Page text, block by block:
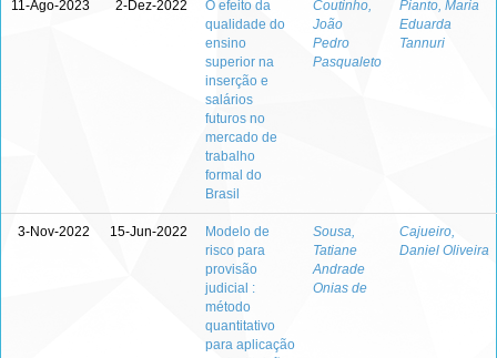
11-Ago-2023 2-Dez-2022
O efeito da
qualidade do
ensino
superior na
inserção e
salários
futuros no
mercado de
trabalho
formal do
Brasil
Coutinho,
João
Pedro
Pasqualeto
Pianto, Maria
Eduarda
Tannuri
3-Nov-2022 15-Jun-2022
Modelo de
risco para
provisão
judicial :
método
quantitativo
para aplicação
Sousa,
Tatiane
Andrade
Onias de
Cajueiro,
Daniel Oliveira